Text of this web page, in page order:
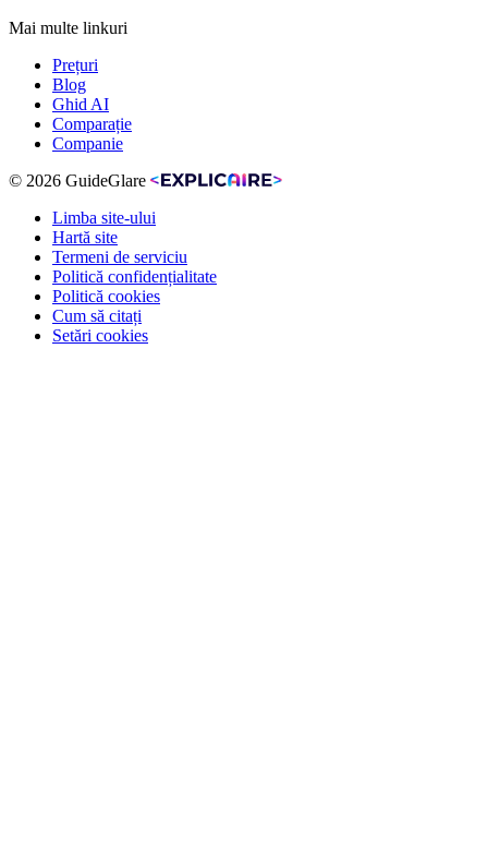
Mai multe linkuri
Prețuri
Blog
Ghid AI
Comparație
Companie
© 2026 GuideGlare
Limba site-ului
Hartă site
Termeni de serviciu
Politică confidențialitate
Politică cookies
Cum să citați
Setări cookies